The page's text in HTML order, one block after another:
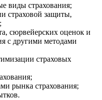
виды страхования;
страховой защиты,
сюрвейерских оценок и
с другими методами
страховых
рынка страхования;